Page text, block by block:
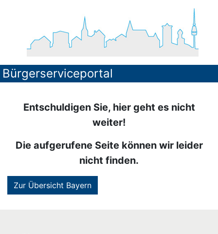
Bürgerserviceportal
Entschuldigen Sie, hier geht es nicht
weiter!
Die aufgerufene Seite können wir leider
nicht finden.
Zur Übersicht Bayern